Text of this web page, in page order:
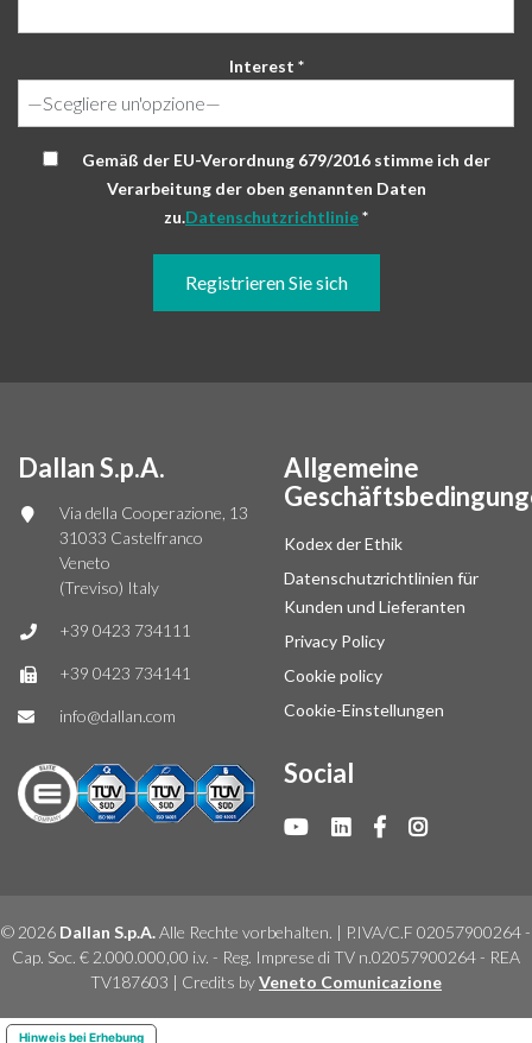
Interest *
Gemäß der EU-Verordnung 679/2016 stimme ich der
Verarbeitung der oben genannten Daten
zu.Datenschutzrichtlinie*
Dallan S.p.A.
Via della Cooperazione, 13
31033 Castelfranco
Veneto
(Treviso) Italy
+39 0423 734111
+39 0423 734141
info@dallan.com
Allgemeine
Kodex der Ethik
Datenschutzrichtlinien für
Kunden und Lieferanten
Privacy Policy
Cookie policy
Cookie-Einstellungen
Social
© 2026 Dallan S.p.A.Alle Rechte vorbehalten. | P.IVA/C.F 02057900264 -
Cap. Soc. € 2.000.000,00 i.v. - Reg. Imprese di TV n.02057900264 - REA
TV187603 | Credits byVeneto Comunicazione
Hinweis bei Erhebung